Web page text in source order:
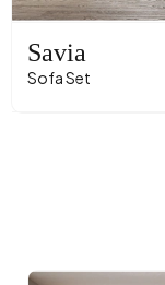
Savia
Sofa Set